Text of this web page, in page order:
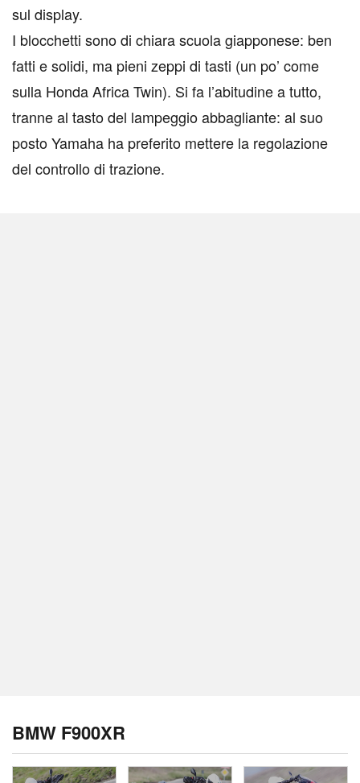
sul display.
I blocchetti sono di chiara scuola giapponese: ben
fatti e solidi, ma pieni zeppi di tasti (un po’ come
sulla Honda Africa Twin). Si fa l’abitudine a tutto,
tranne al tasto del lampeggio abbagliante: al suo
posto Yamaha ha preferito mettere la regolazione
del controllo di trazione.
BMW F900XR